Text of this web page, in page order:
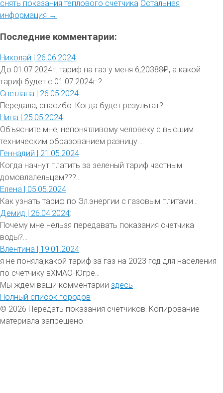
снять показания теплового счетчика Остальная
информация →
Последние комментарии:
Николай | 26.06.2024:
До 01.07.2024г. тариф на газ у меня 6,20388₽, а какой
тариф будет с 01.07.2024г.?...
Светлана | 26.05.2024:
Передала, спасибо. Когда будет результат?...
Нина | 25.05.2024:
Объясните мне, непонятливому человеку с высшим
техническим образованием разницу ...
Геннадий | 21.05.2024:
Когда начнут платить за зеленый тариф частным
домовлалельцам???...
Елена | 05.05.2024:
Как узнать тариф по Эл.энергии с газовым плитами...
Демид | 26.04.2024:
Почему мне нельзя передавать показания счетчика
воды?...
Влентина | 19.01.2024:
я не поняла,какой тариф за газ на 2023 год для населения
по счетчику вХМАО-Югре...
Мы ждем ваши комментарии здесь
Полный список городов
© 2026 Передать показания счетчиков. Копирование
материала запрещено.